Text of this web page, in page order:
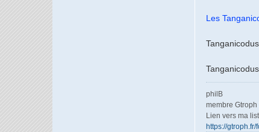
Les
philB
membre Gtroph
Lien vers ma
https://